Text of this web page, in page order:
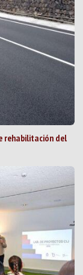
rehabilitación del